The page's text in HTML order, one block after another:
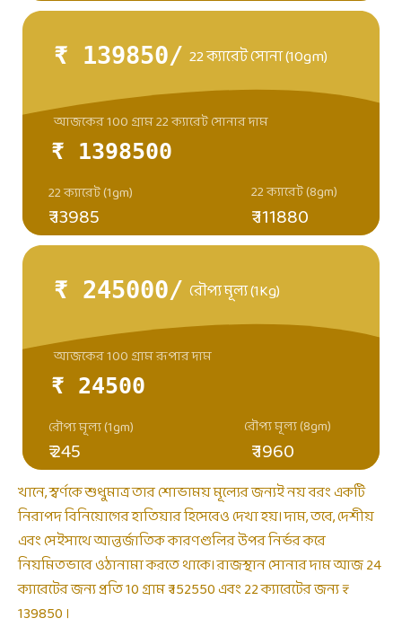
₹ 139850/ 22 ক্যারেট সোনা (10gm)
₹ 1398500
₹ 13985
22 ক্যারেট (1gm) 22 ক্যারেট (8gm)
আজকের 100 গ্রাম 22 ক্যারেট সোনার দাম
₹ 111880
₹ 245000/ রৌপ্য মূল্য (1Kg)
₹ 24500
₹ 245
রৌপ্য মূল্য (1gm) রৌপ্য মূল্য (8gm)
আজকের 100 গ্রাম রূপার দাম
₹ 1960
খানে, স্বর্ণকে শুধুমাত্র তার শোভাময় মূল্যের জন্যই নয় বরং একটি
নিরাপদ বিনিয়োগের হাতিয়ার হিসেবেও দেখা হয়। দাম, তবে, দেশীয়
এবং সেইসাথে আন্তর্জাতিক কারণগুলির উপর নির্ভর করে
নিয়মিতভাবে ওঠানামা করতে থাকে। রাজস্থান সোনার দাম আজ 24
ক্যারেটের জন্য প্রতি 10 গ্রাম ₹ 152550 এবং 22 ক্যারেটের জন্য ₹
139850 ।